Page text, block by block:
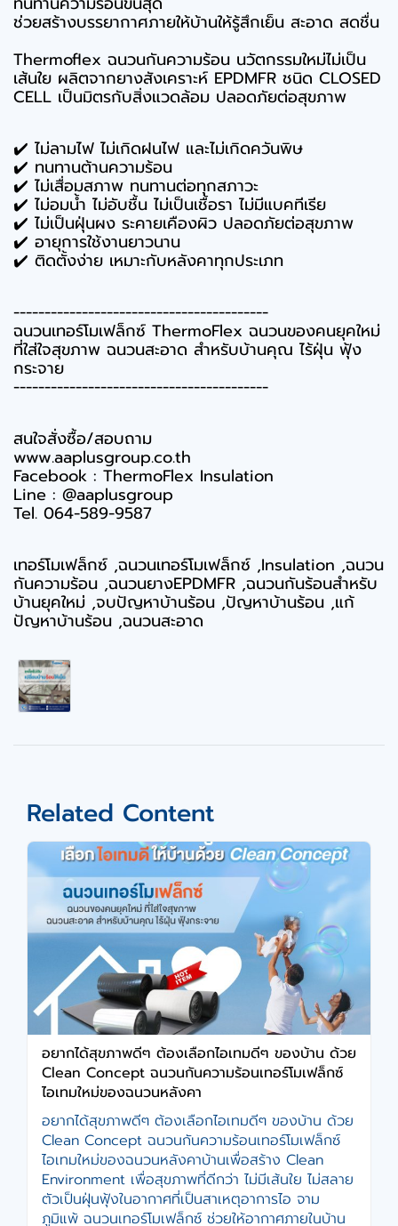
ช่วยสร้างบรรยากาศภายให้บ้านให้รู้สึกเย็น สะอาด สดชื่น
Thermoflex ฉนวนกันความร้อน นวัตกรรมใหม่ไม่เป็น
เส้นใย ผลิตจากยางสังเคราะห์ EPDMFR ชนิด CLOSED
CELL เป็นมิตรกับสิ่งแวดล้อม ปลอดภัยต่อสุขภาพ
✔️ ไม่ลามไฟ ไม่เกิดฝนไฟ และไม่เกิดควันพิษ
✔️ ทนทานต้านความร้อน
✔️ ไม่เสื่อมสภาพ ทนทานต่อทุกสภาวะ
✔️ ไม่อมน้ำ ไม่อับชื้น ไม่เป็นเชื้อรา ไม่มีแบคทีเรีย
✔️ ไม่เป็นฝุ่นผง ระคายเคืองผิว ปลอดภัยต่อสุขภาพ
✔️ อายุการใช้งานยาวนาน
✔️ ติดตั้งง่าย เหมาะกับหลังคาทุกประเภท
-----------------------------------------
ฉนวนเทอร์โมเฟล็กซ์ ThermoFlex ฉนวนของคนยุคใหม่
ที่ใส่ใจสุขภาพ ฉนวนสะอาด สำหรับบ้านคุณ ไร้ฝุ่น ฟุ้ง
กระจาย
-----------------------------------------
สนใจสั่งซื้อ/สอบถาม
www.aaplusgroup.co.th
Facebook : ThermoFlex Insulation
Line : @aaplusgroup
Tel. 064-589-9587
เทอร์โมเฟล็กซ์ ,ฉนวนเทอร์โมเฟล็กซ์ ,Insulation ,ฉนวน
กันความร้อน ,ฉนวนยางEPDMFR ,ฉนวนกันร้อนสำหรับ
บ้านยุคใหม่ ,จบปัญหาบ้านร้อน ,ปัญหาบ้านร้อน ,แก้
ปัญหาบ้านร้อน ,ฉนวนสะอาด
Related Content
อยากได้สุขภาพดีๆ ต้องเลือกไอเทมดีๆ ของบ้าน ด้วย
Clean Concept ฉนวนกันความร้อนเทอร์โมเฟล็กซ์
ไอเทมใหม่ของฉนวนหลังคา
อยากได้สุขภาพดีๆ ต้องเลือกไอเทมดีๆ ของบ้าน ด้วย
Clean Concept ฉนวนกันความร้อนเทอร์โมเฟล็กซ์
ไอเทมใหม่ของฉนวนหลังคาบ้านเพื่อสร้าง Clean
Environment เพื่อสุขภาพที่ดีกว่า ไม่มีเส้นใย ไม่สลาย
ตัวเป็นฝุ่นฟุ้งในอากาศที่เป็นสาเหตุอาการไอ จาม
ภูมิแพ้ ฉนวนเทอร์โมเฟล็กซ์ ช่วยให้อากาศภายในบ้าน